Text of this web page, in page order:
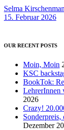
Selma
15. Februar 2026
OUR RECENT POSTS
Moin, Moin
KSC
BookTok:
LehrerInnen
2026
Crazy!
Sonderpreis,
Dezember